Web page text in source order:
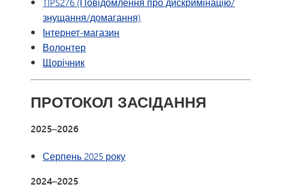
знущання/домагання)
Інтернет-магазин
Волонтер
Щорічник
ПРОТОКОЛ ЗАСІДАННЯ
2025–2026
Серпень 2025 року
2024–2025